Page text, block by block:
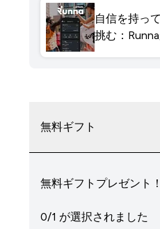
自信を持っ
挑む：
無料ギフト
無料ギフトプレゼント！
0/1 が選択されました